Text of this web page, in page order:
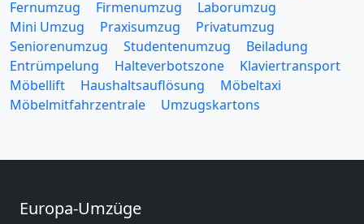
Fernumzug
Firmenumzug
Laborumzug
Mini Umzug
Praxisumzug
Privatumzug
Seniorenumzug
Studentenumzug
Beiladung
Entrümpelung
Halteverbotszone
Klaviertransport
Möbellift
Haushaltsauflösung
Möbeltaxi
Möbelmitfahrzentrale
Umzugskartons
Europa-Umzüge